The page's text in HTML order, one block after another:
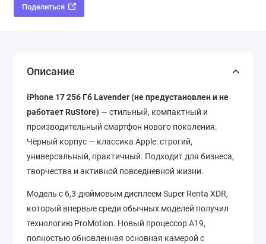
Поделиться
Описание
iPhone 17 256 Гб Lavender(не предустановлен и не
работает RuStore) — стильный, компактный и
производительный смартфон нового поколения.
Чёрный корпус — классика Apple: строгий,
универсальный, практичный. Подходит для бизнеса,
творчества и активной повседневной жизни.
Модель c 6,3-дюймовым дисплеем Super Renta XDR,
который впервые среди обычных моделей получил
технологию ProMotion. Новый процессор A19,
полностью обновленная основная камерой с